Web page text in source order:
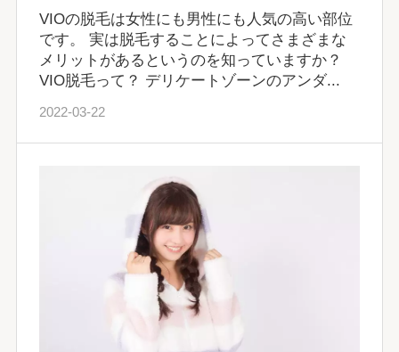
VIOの脱毛は女性にも男性にも人気の高い部位
です。 実は脱毛することによってさまざまな
メリットがあるというのを知っていますか？
VIO脱毛って？ デリケートゾーンのアンダ...
2022-03-22